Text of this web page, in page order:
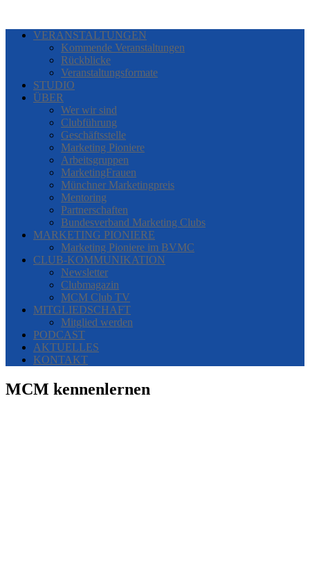
VERANSTALTUNGEN
Kommende Veranstaltungen
Rückblicke
Veranstaltungsformate
STUDIO
ÜBER
Wer wir sind
Clubführung
Geschäftsstelle
Marketing Pioniere
Arbeitsgruppen
MarketingFrauen
Münchner Marketingpreis
Mentoring
Partnerschaften
Bundesverband Marketing Clubs
MARKETING PIONIERE
Marketing Pioniere im BVMC
CLUB-KOMMUNIKATION
Newsletter
Clubmagazin
MCM Club TV
MITGLIEDSCHAFT
Mitglied werden
PODCAST
AKTUELLES
KONTAKT
MCM kennenlernen